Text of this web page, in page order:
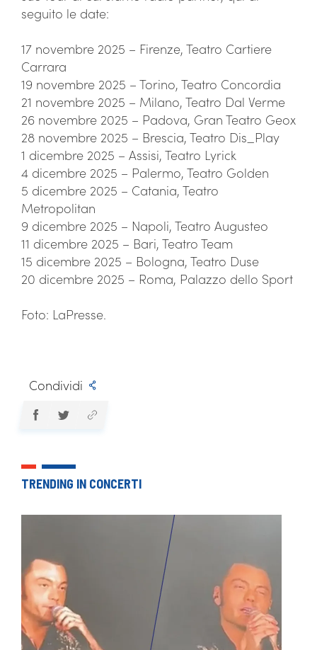
seguito le date:
17 novembre 2025 – Firenze, Teatro Cartiere
Carrara
19 novembre 2025 – Torino, Teatro Concordia
21 novembre 2025 – Milano, Teatro Dal Verme
26 novembre 2025 – Padova, Gran Teatro Geox
28 novembre 2025 – Brescia, Teatro Dis_Play
1 dicembre 2025 – Assisi, Teatro Lyrick
4 dicembre 2025 – Palermo, Teatro Golden
5 dicembre 2025 – Catania, Teatro
Metropolitan
9 dicembre 2025 – Napoli, Teatro Augusteo
11 dicembre 2025 – Bari, Teatro Team
15 dicembre 2025 – Bologna, Teatro Duse
20 dicembre 2025 – Roma, Palazzo dello Sport
Foto: LaPresse.
Condividi
TRENDING IN CONCERTI